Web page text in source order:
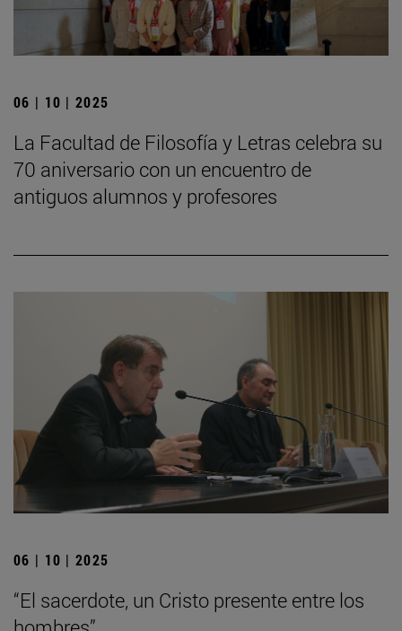
06 | 10 | 2025
La Facultad de Filosofía y Letras celebra su
70 aniversario con un encuentro de
antiguos alumnos y profesores
06 | 10 | 2025
“El sacerdote, un Cristo presente entre los